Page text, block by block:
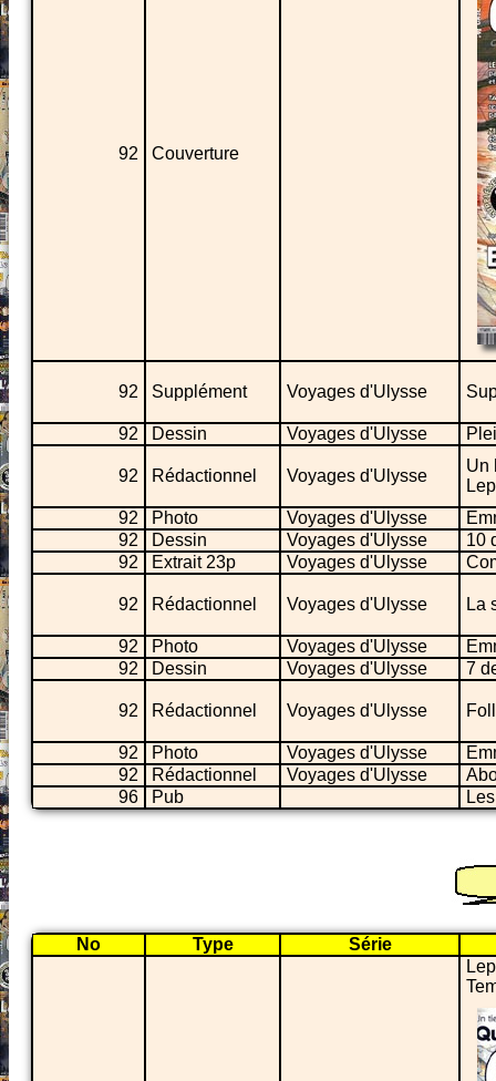
92 Couverture
92 Supplément Voyages d'Ulysse
92 Dessin Voyages d'Ulysse
92 Rédactionnel Voyages d'Ulysse
Un
92
Photo Voyages d'Ulysse
92
Dessin Voyages d'Ulysse
10
92
Extrait 23p Voyages d'Ulysse
92 Rédactionnel Voyages d'Ulysse La
92 Photo Voyages d'Ulysse
92
Dessin Voyages d'Ulysse 7
92 Rédactionnel Voyages d'Ulysse
92 Photo Voyages d'Ulysse
92
Rédactionnel Voyages d'Ulysse
96
Pub
No Type Série